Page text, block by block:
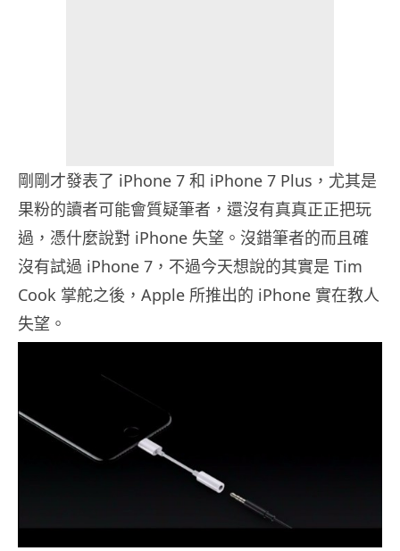
剛剛才發表了 iPhone 7 和 iPhone 7 Plus，尤其是
果粉的讀者可能會質疑筆者，還沒有真真正正把玩
過，憑什麼說對 iPhone 失望。沒錯筆者的而且確
沒有試過 iPhone 7，不過今天想說的其實是 Tim
Cook 掌舵之後，Apple 所推出的 iPhone 實在教人
失望。